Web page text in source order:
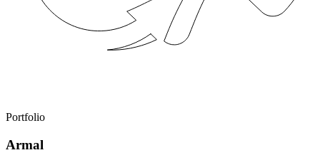
Portfolio
Armal